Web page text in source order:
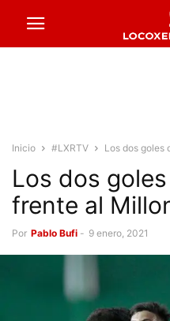
Inicio #LXRTV Los dos goles
Los dos
frente al
Por Pablo Bufi - 9 enero, 2021